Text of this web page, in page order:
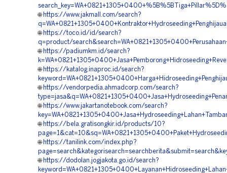
🌐 https://www.jakmall.com/search?
🌐 https://toco.id/id/search?
q=product/
🌐 https://padiumkm.id/search?
🌐 https://katalog.inaproc.id/search?
🌐 https://vendorpedia.ahmadcorp.com/search?
🌐 https://www.jakartanotebook.com/search?
🌐 https://bela.gratisongkir.id/products/10?
🌐 https://tanilink.com/index.php?
🌐 https://dodolan.jogjakota.go.id/search?